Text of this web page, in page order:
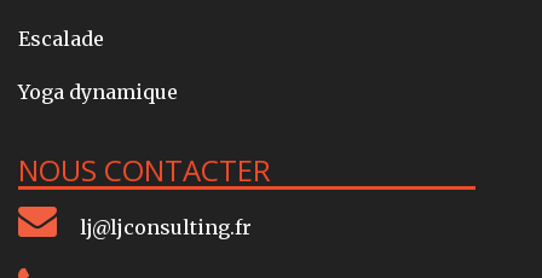
Escalade
Yoga dynamique
NOUS CONTACTER
lj@ljconsulting.fr